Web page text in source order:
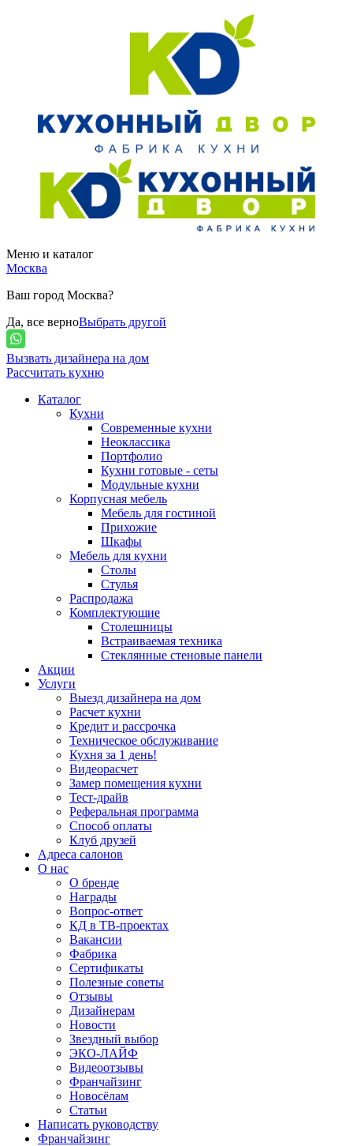
Меню и каталог
Москва
Ваш город Москва?
Да, все верноВыбрать другой
Вызвать дизайнера на дом
Рассчитать кухню
Каталог
Кухни
Современные кухни
Неоклассика
Портфолио
Кухни готовые - сеты
Модульные кухни
Корпусная мебель
Мебель для гостиной
Прихожие
Шкафы
Мебель для кухни
Столы
Стулья
Распродажа
Комплектующие
Столешницы
Встраиваемая техника
Стеклянные стеновые панели
Акции
Услуги
Выезд дизайнера на дом
Расчет кухни
Кредит и рассрочка
Техническое обслуживание
Кухня за 1 день!
Видеорасчет
Замер помещения кухни
Тест-драйв
Реферальная программа
Способ оплаты
Клуб друзей
Адреса салонов
О нас
О бренде
Награды
Вопрос-ответ
КД в ТВ-проектах
Вакансии
Фабрика
Сертификаты
Полезные советы
Отзывы
Дизайнерам
Новости
Звездный выбор
ЭКО-ЛАЙФ
Видеоотзывы
Франчайзинг
Новосёлам
Статьи
Написать руководству
Франчайзинг